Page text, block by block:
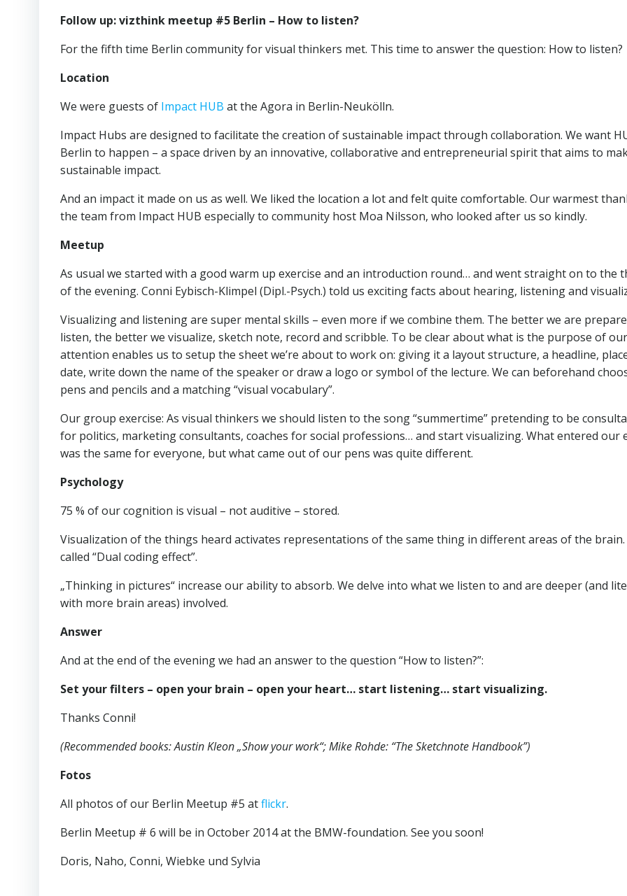
Follow up: vizthink meetup #5 Berlin – How to listen?
For the fifth time Berlin community for visual thinkers met. This time to answer the question: How to listen?
Location
We were guests of Impact HUB at the Agora in Berlin-Neukölln.
Impact Hubs are designed to facilitate the creation of sustainable impact through collaboration. We want
Berlin to happen – a space driven by an innovative, collaborative and entrepreneurial spirit that aims to
sustainable impact.
And an impact it made on us as well. We liked the location a lot and felt quite comfortable. Our warmest
the team from Impact HUB especially to community host Moa Nilsson, who looked after us so kindly.
Meetup
As usual we started with a good warm up exercise and an introduction round… and went straight on to the
of the evening. Conni Eybisch-Klimpel (Dipl.-Psych.) told us exciting facts about hearing, listening and
Visualizing and listening are super mental skills – even more if we combine them. The better we are
listen, the better we visualize, sketch note, record and scribble. To be clear about what is the purpose of our
attention enables us to setup the sheet we’re about to work on: giving it a layout structure, a headline,
date, write down the name of the speaker or draw a logo or symbol of the lecture. We can beforehand
pens and pencils and a matching “visual vocabulary”.
Our group exercise: As visual thinkers we should listen to the song “summertime” pretending to be
for politics, marketing consultants, coaches for social professions… and start visualizing. What entered our
was the same for everyone, but what came out of our pens was quite different.
Psychology
75 % of our cognition is visual – not auditive – stored.
Visualization of the things heard activates representations of the same thing in different areas of the brain.
called “Dual coding effect”.
„Thinking in pictures“ increase our ability to absorb. We delve into what we listen to and are deeper (and
with more brain areas) involved.
Answer
And at the end of the evening we had an answer to the question “How to listen?”:
Set your filters – open your brain – open your heart… start listening… start visualizing.
Thanks Conni!
(Recommended books: Austin Kleon „Show your work“; Mike Rohde: “The Sketchnote Handbook”)
Fotos
All photos of our Berlin Meetup #5 atflickr.
Berlin Meetup # 6 will be in October 2014 at the BMW-foundation. See you soon!
Doris, Naho, Conni, Wiebke und Sylvia